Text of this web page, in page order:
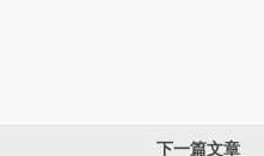
下一篇文章